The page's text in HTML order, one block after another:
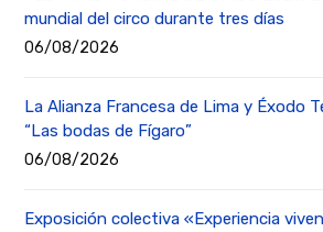
mundial del circo durante tres días
06/08/2026
La Alianza Francesa de Lima y Éxodo
“Las bodas de Fígaro”
06/08/2026
Exposición colectiva «Experiencia